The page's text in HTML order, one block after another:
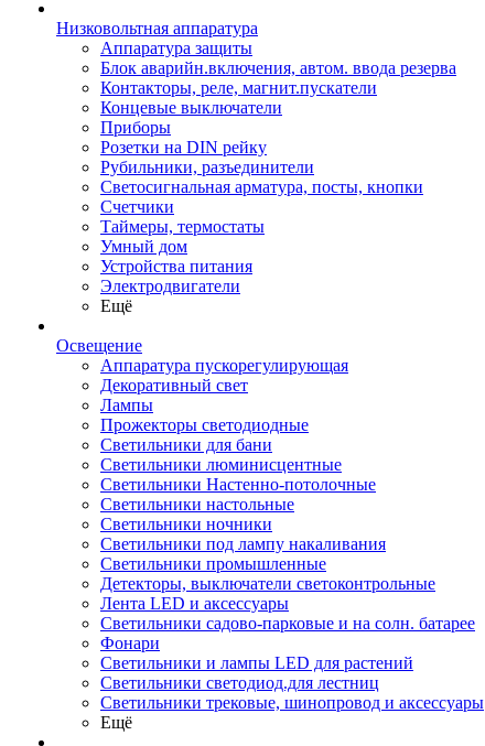
Низковольтная аппаратура
Аппаратура защиты
Блок аварийн.включения, автом. ввода резерва
Контакторы, реле, магнит.пускатели
Концевые выключатели
Приборы
Розетки на DIN рейку
Рубильники, разъединители
Светосигнальная арматура, посты, кнопки
Счетчики
Таймеры, термостаты
Умный дом
Устройства питания
Электродвигатели
Ещё
Освещение
Аппаратура пускорегулирующая
Декоративный свет
Лампы
Прожекторы светодиодные
Светильники для бани
Светильники люминисцентные
Светильники Настенно-потолочные
Светильники настольные
Светильники ночники
Светильники под лампу накаливания
Светильники промышленные
Детекторы, выключатели светоконтрольные
Лента LED и аксессуары
Светильники садово-парковые и на солн. батарее
Фонари
Светильники и лампы LED для растений
Светильники светодиод.для лестниц
Светильники трековые, шинопровод и аксессуары
Ещё